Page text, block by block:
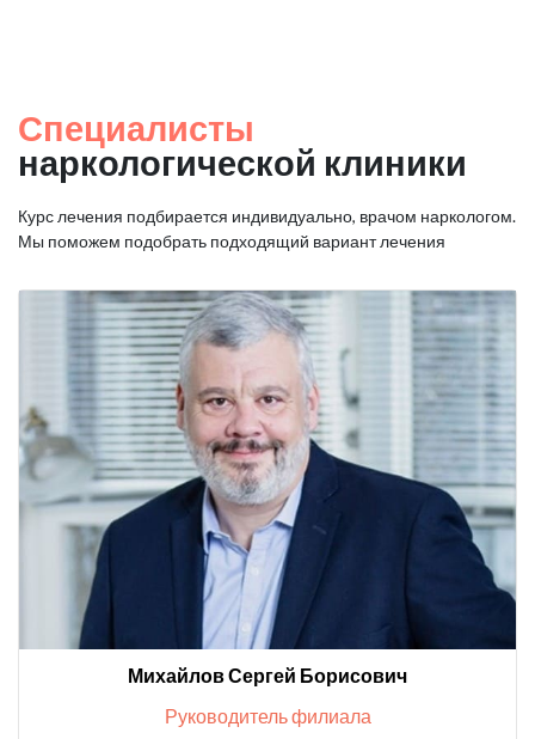
Специалисты
наркологической клиники
Курс лечения подбирается индивидуально, врачом наркологом.
Мы поможем подобрать подходящий вариант лечения
Михайлов Сергей Борисович
Руководитель филиала